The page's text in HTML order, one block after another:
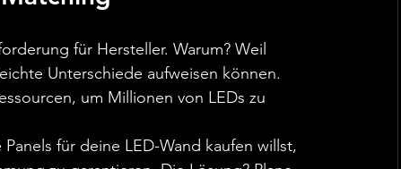
für Hersteller. Warum? Weil
Unterschiede aufweisen können.
um Millionen von LEDs zu
für deine LED-Wand kaufen willst,